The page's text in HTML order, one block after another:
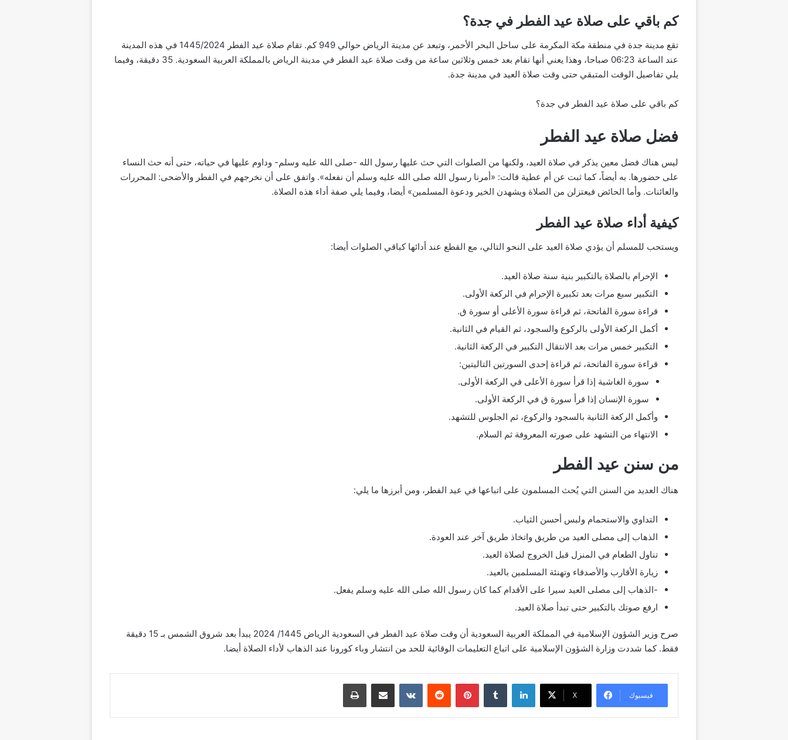
كم باقي على صلاة عيد الفطر في جدة؟
تقع مدينة جدة في منطقة مكة المكرمة على ساحل البحر الأحمر، وتبعد عن مدينة الرياض حوالي 949 كم. تقام صلاة عيد الفطر 1445/2024 في هذه المدينة
عند الساعة 06:23 صباحا، وهذا يعني أنها تقام بعد خمس وثلاثين ساعة من وقت صلاة عيد الفطر في مدينة الرياض بالمملكة العربية السعودية. 35 دقيقة، وفيما
يلي تفاصيل الوقت المتبقي حتى وقت صلاة العيد في مدينة جدة.
كم باقي على صلاة عيد الفطر في جدة؟
فضل صلاة عيد الفطر
ليس هناك فضل معين يذكر في صلاة العيد، ولكنها من الصلوات التي حث عليها رسول الله -صلى الله عليه وسلم- وداوم عليها في حياته، حتى أنه حث النساء
على حضورها. به أيضاً، كما ثبت عن أم عطية قالت: «أمرنا رسول الله صلى الله عليه وسلم أن نفعله». واتفق على أن نخرجهم في الفطر والأضحى: المحررات
والعائنات. وأما الحائض فيعتزلن من الصلاة ويشهدن الخير ودعوة المسلمين» أيضا، وفيما يلي صفة أداء هذه الصلاة.
كيفية أداء صلاة عيد الفطر
ويستحب للمسلم أن يؤدي صلاة العيد على النحو التالي، مع القطع عند أدائها كباقي الصلوات أيضا:
الإحرام بالصلاة بالتكبير بنية سنة صلاة العيد.
التكبير سبع مرات بعد تكبيرة الإحرام في الركعة الأولى.
قراءة سورة الفاتحة، ثم قراءة سورة الأعلى أو سورة ق.
أكمل الركعة الأولى بالركوع والسجود، ثم القيام في الثانية.
التكبير خمس مرات بعد الانتقال التكبير في الركعة الثانية.
قراءة سورة الفاتحة، ثم قراءة إحدى السورتين التاليتين:
سورة الغاشية إذا قرأ سورة الأعلى في الركعة الأولى.
سورة الإنسان إذا قرأ سورة ق في الركعة الأولى.
وأكمل الركعة الثانية بالسجود والركوع، ثم الجلوس للتشهد.
الانتهاء من التشهد على صورته المعروفة ثم السلام.
من سنن عيد الفطر
هناك العديد من السنن التي يُحث المسلمون على اتباعها في عيد الفطر، ومن أبرزها ما يلي:
التداوي والاستحمام ولبس أحسن الثياب.
الذهاب إلى مصلى العيد من طريق واتخاذ طريق آخر عند العودة.
تناول الطعام في المنزل قبل الخروج لصلاة العيد.
زيارة الأقارب والأصدقاء وتهنئة المسلمين بالعيد.
-الذهاب إلى مصلى العيد سيرا على الأقدام كما كان رسول الله صلى الله عليه وسلم يفعل.
ارفع صوتك بالتكبير حتى تبدأ صلاة العيد.
صرح وزير الشؤون الإسلامية في المملكة العربية السعودية أن وقت صلاة عيد الفطر في السعودية الرياض 1445/ 2024 يبدأ بعد شروق الشمس بـ 15 دقيقة
فقط. كما شددت وزارة الشؤون الإسلامية على اتباع التعليمات الوقائية للحد من انتشار وباء كورونا عند الذهاب لأداء الصلاة أيضا.
فيسبوك ‫X
لينكدإن بينتيريست مشاركة عبر البريد طباعة